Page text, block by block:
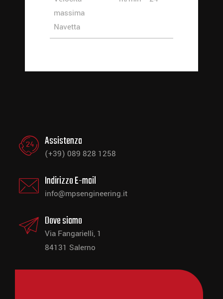
massima
Navetta
Assistenza
(+39) 089 828 1258
Indirizzo E-mail
info@mpsengineering.it
Dove siamo
Via Fangarielli, 1
84131 Salerno